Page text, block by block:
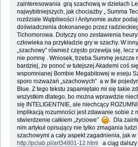
zainteresowania grą szachową w dziełach
najwybitniejszych, jak chociażby „ Summa
rozdziale Wątpliwości i Antynomie autor
doświadczenia dokonanego przez
Tichomorowa. Dotyczy ono zestawienia
człowieka na przykładzie gry w szachy. W
„szachowy” również często przewija się, lecz
nie pomnę . Wniosek, trzeba Summę jeszcze
bardziej, że ponoć w tutejszej Akademi coś
wspomnianej Bombie Megabitowej w eseju
sporo rozważań „szachowych” a w tle
Blue. Z tego tekstu zapamiętało mi się takie
wszystkim dlatego, bo można wprawdzie
się INTELIGENTNIE, ale niechcący
implikacją rozumności jest zdawanie sobie z
stwierdzenie całkiem „życiowe”
. Dla
nim artykuł opisujący nie tylko zmagania
szachowymi a cały aspekt zagadnienia, jak w
http://pclab.pl/art34801-12.html a ciąg dalszy